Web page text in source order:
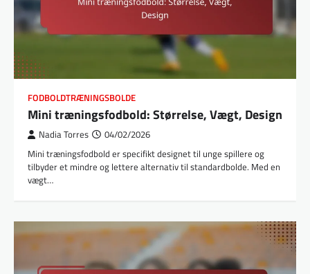
FODBOLDTRÆNINGSBOLDE
Mini træningsfodbold: Størrelse, Vægt, Design
Nadia Torres 04/02/2026
Mini træningsfodbold er specifikt designet til unge spillere og
tilbyder et mindre og lettere alternativ til standardbolde. Med en
vægt…